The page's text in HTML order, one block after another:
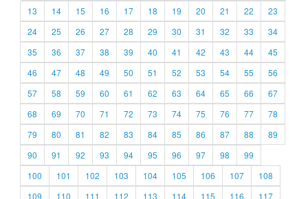
13
14 15 16 17 18 19 20 21 22
23
24
25 26 27 28 29 30 31 32 33
34
35
36 37 38 39 40 41 42 43 44
45
46
47 48 49 50 51 52 53 54 55
56
57
58 59 60 61 62 63 64 65 66
67
68
69 70 71 72 73 74 75 76 77
78
79
80 81 82 83 84 85 86 87 88
89
90
91 92 93 94 95 96 97 98
99
100
101 102 103 104 105 106 107
108
109
110 111 112 113 114 115 116
117